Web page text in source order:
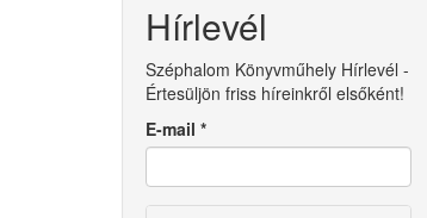
Hírlevél
Széphalom Könyvműhely Hírlevél -
Értesüljön friss híreinkről elsőként!
E-mail *